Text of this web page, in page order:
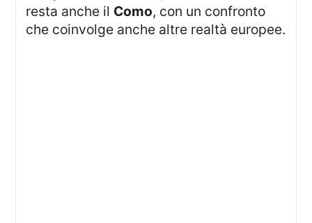
resta anche il Como, con un confronto
che coinvolge anche altre realtà europee.